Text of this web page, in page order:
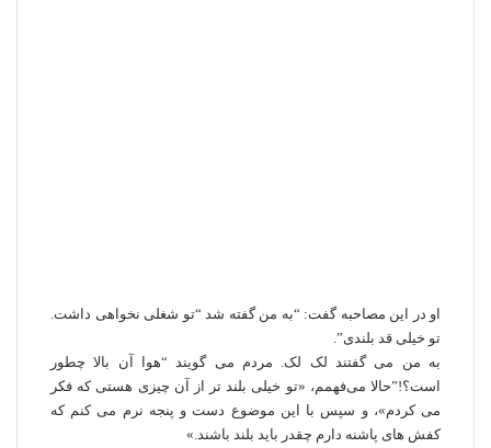
او در این مصاحبه گفت: “به من گفته شد “تو شغلی نخواهی داشت.
تو خیلی قد بلندی”.
به من می گفتند لک لک. مردم می گویند “هوا آن بالا چطور
است؟!”حالا می‌فهمم، «تو خیلی بلند تر از آن چیزی هستی که فکر
می‌ کردم»، و سپس با این موضوع دست و پنجه نرم می‌ کنم که
کفش‌ های پاشنه‌ دارم چقدر باید بلند باشند.»